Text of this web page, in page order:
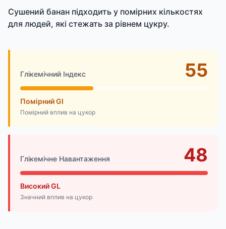
Сушений банан підходить у помірних кількостях
для людей, які стежать за рівнем цукру.
Глікемічний Індекс 55
Помірний GI
Помірний вплив на цукор
Глікемічне Навантаження 48
Високий GL
Значний вплив на цукор